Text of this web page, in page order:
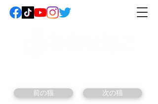
前の猫 次の猫